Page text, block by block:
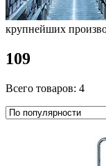
крупнейших
109
Всего товаров: 4